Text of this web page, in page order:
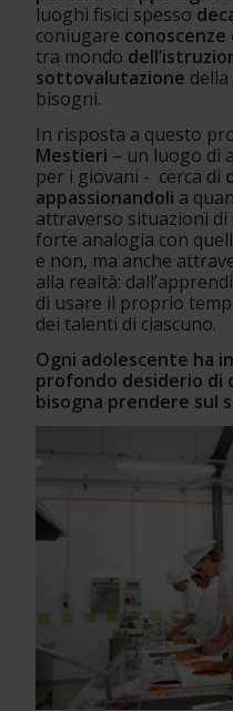
luoghi fisici spesso
coniugare
tra mondo
sottovalutazione
bisogni.
In risposta a questo
Mestieri – un luogo di
per i giovani -  cerca di
appassionandoli a
attraverso situazioni
forte analogia con
e non, ma anche
alla realtà:
di usare il proprio
dei talenti di ciascuno.
Ogni adolescente ha
profondo desiderio di
bisogna prendere sul